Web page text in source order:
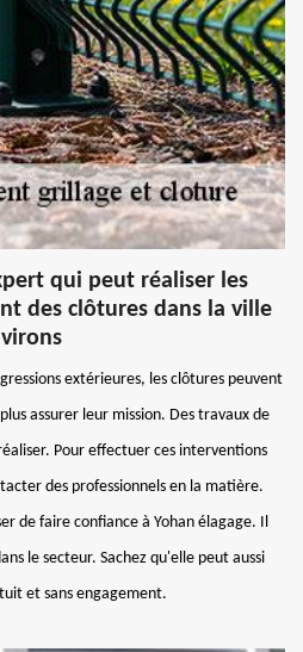
qui peut réaliser les
des clôtures dans la ville
extérieures, les clôtures peuvent
assurer leur mission. Des travaux de
Pour effectuer ces interventions
des professionnels en la matière.
de faire confiance à Yohan élagage. Il
le secteur. Sachez qu'elle peut aussi
et sans engagement.